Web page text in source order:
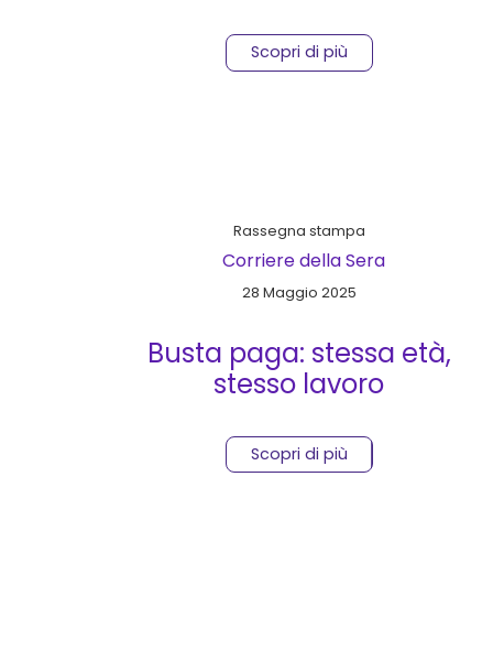
Scopri di più
Rassegna stampa
Corriere della Sera
28 Maggio 2025
Busta paga: stessa età,
stesso lavoro
Scopri di più